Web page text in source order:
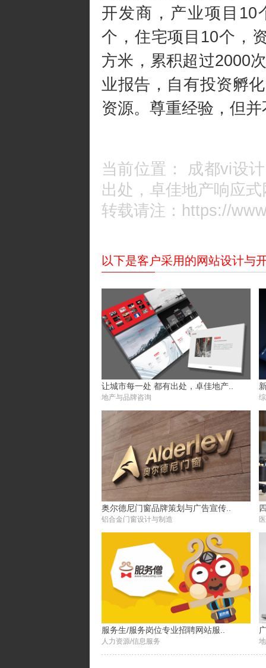
开发商，产业项目10
个，住宅项目10个，
方米，累积超过2000
业报告，自有投资孵
资源。尊重经验，但
当前位置： 成都vi设计
出处，卓佳地产响应式
转载请注：https://
以下是客户采用的网站设计与
让城市每一处 都有出处，卓佳地产..
地产与品牌咨询
奥尔德尼门窗品牌策划与广告宣传..
铝合金门窗设计与制造
服务生/服务岗位专业招聘网站服..
人力资源/信息服务